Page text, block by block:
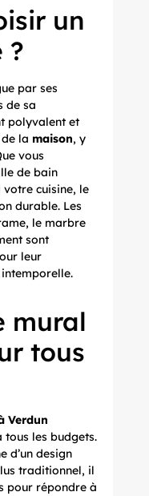
un
?
par ses
de sa
polyvalent et
la maison, y
vous
de bain
cuisine, le
durable. Les
le marbre
sont
leur
mural
tous
Verdun
tous les budgets.
d’un design
traditionnel, il
pour répondre à